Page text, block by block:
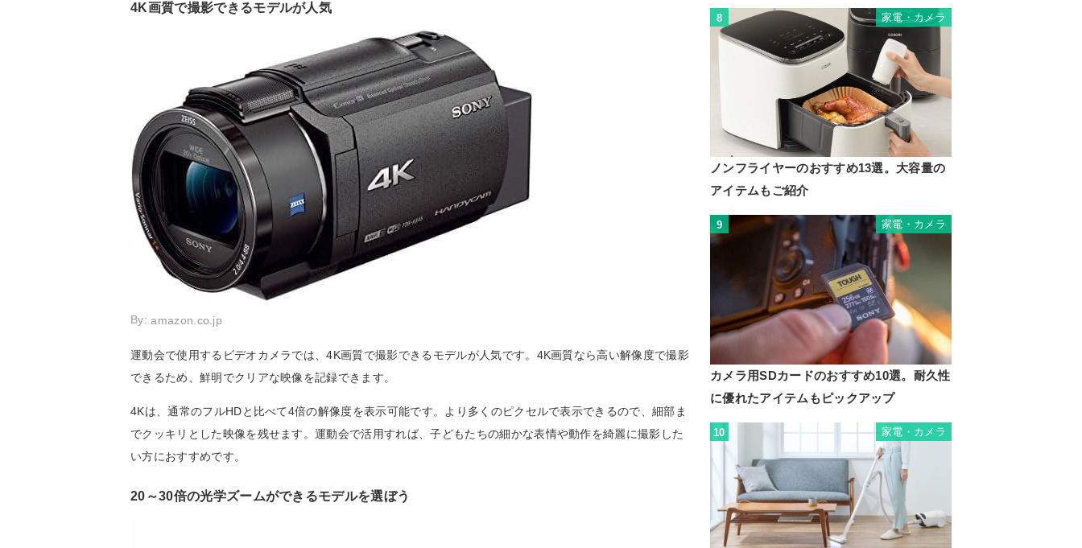
4K画質で撮影できるモデルが人気
By:amazon.co.jp
運動会で使用するビデオカメラでは、4K画質で撮影できるモデルが人気です。4K画質なら高い解像度で撮影
できるため、鮮明でクリアな映像を記録できます。
4Kは、通常のフルHDと比べて4倍の解像度を表示可能です。より多くのピクセルで表示できるので、細部ま
でクッキリとした映像を残せます。運動会で活用すれば、子どもたちの細かな表情や動作を綺麗に撮影した
い方におすすめです。
20～30倍の光学ズームができるモデルを選ぼう
8 家電・カメラ
ノンフライヤーのおすすめ13選。大容量の
アイテムもご紹介
9 家電・カメラ
カメラ用SDカードのおすすめ10選。耐久性
に優れたアイテムもピックアップ
10 家電・カメラ